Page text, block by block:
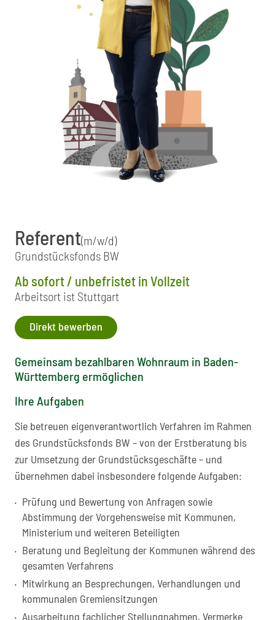
Referent(m/w/d)
Grundstücksfonds BW
Ab sofort / unbefristet in Vollzeit
Arbeitsort ist Stuttgart
Direkt bewerben
Gemeinsam bezahlbaren Wohnraum in Baden-
Württemberg ermöglichen
Ihre Aufgaben
Sie betreuen eigenverantwortlich Verfahren im Rahmen
des Grundstücksfonds BW – von der Erstberatung bis
zur Umsetzung der Grundstücksgeschäfte – und
übernehmen dabei insbesondere folgende Aufgaben:
Prüfung und Bewertung von Anfragen sowie
Abstimmung der Vorgehensweise mit Kommunen,
Ministerium und weiteren Beteiligten
Beratung und Begleitung der Kommunen während des
gesamten Verfahrens
Mitwirkung an Besprechungen, Verhandlungen und
kommunalen Gremiensitzungen
Ausarbeitung fachlicher Stellungnahmen, Vermerke